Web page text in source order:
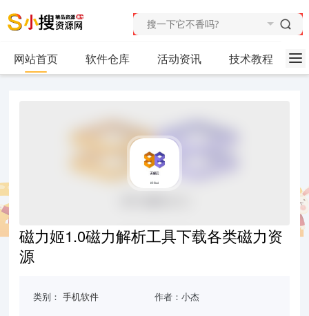
网站首页 软件仓库 活动资讯 技术教程
磁力姬1.0磁力解析工具下载各类磁力资
源
类别：手机软件 作者：小杰